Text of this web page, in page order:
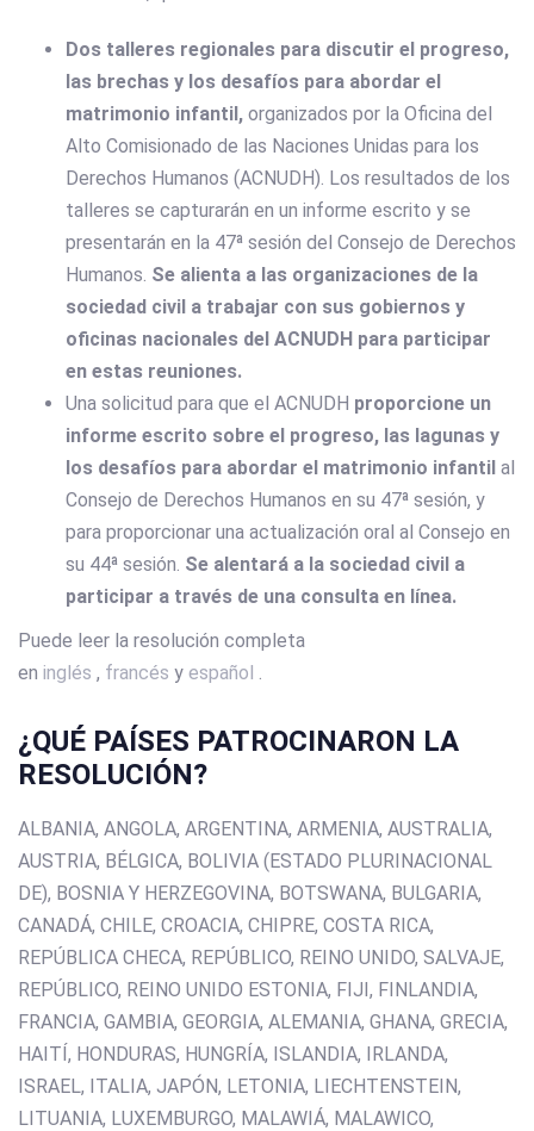
Dos talleres regionales para discutir el progreso,
las brechas y los desafíos para abordar el
matrimonio infantil, organizados por la Oficina del
Alto Comisionado de las Naciones Unidas para los
Derechos Humanos (ACNUDH). Los resultados de los
talleres se capturarán en un informe escrito y se
presentarán en la 47ª sesión del Consejo de Derechos
Humanos. Se alienta a las organizaciones de la
sociedad civil a trabajar con sus gobiernos y
oficinas nacionales del ACNUDH para participar
en estas reuniones.
Una solicitud para que el ACNUDH proporcione un
informe escrito sobre el progreso, las lagunas y
los desafíos para abordar el matrimonio infantil al
Consejo de Derechos Humanos en su 47ª sesión, y
para proporcionar una actualización oral al Consejo en
su 44ª sesión. Se alentará a la sociedad civil a
participar a través de una consulta en línea.
Puede leer la resolución completa
en inglés , francés y español .
¿QUÉ PAÍSES PATROCINARON LA
RESOLUCIÓN?
ALBANIA, ANGOLA, ARGENTINA, ARMENIA, AUSTRALIA,
AUSTRIA, BÉLGICA, BOLIVIA (ESTADO PLURINACIONAL
DE), BOSNIA Y HERZEGOVINA, BOTSWANA, BULGARIA,
CANADÁ, CHILE, CROACIA, CHIPRE, COSTA RICA,
REPÚBLICA CHECA, REPÚBLICO, REINO UNIDO, SALVAJE,
REPÚBLICO, REINO UNIDO ESTONIA, FIJI, FINLANDIA,
FRANCIA, GAMBIA, GEORGIA, ALEMANIA, GHANA, GRECIA,
HAITÍ, HONDURAS, HUNGRÍA, ISLANDIA, IRLANDA,
ISRAEL, ITALIA, JAPÓN, LETONIA, LIECHTENSTEIN,
LITUANIA, LUXEMBURGO, MALAWIÁ, MALAWICO,